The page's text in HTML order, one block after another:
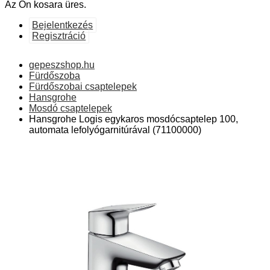
Az Ön kosara üres.
Bejelentkezés
Regisztráció
gepeszshop.hu
Fürdőszoba
Fürdőszobai csaptelepek
Hansgrohe
Mosdó csaptelepek
Hansgrohe Logis egykaros mosdócsaptelep 100,
automata lefolyógarnitúrával (71100000)